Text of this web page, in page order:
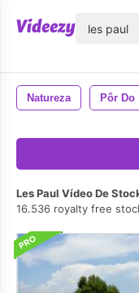
Natureza Pôr Do
Les Paul Vídeo De
16.536 royalty free